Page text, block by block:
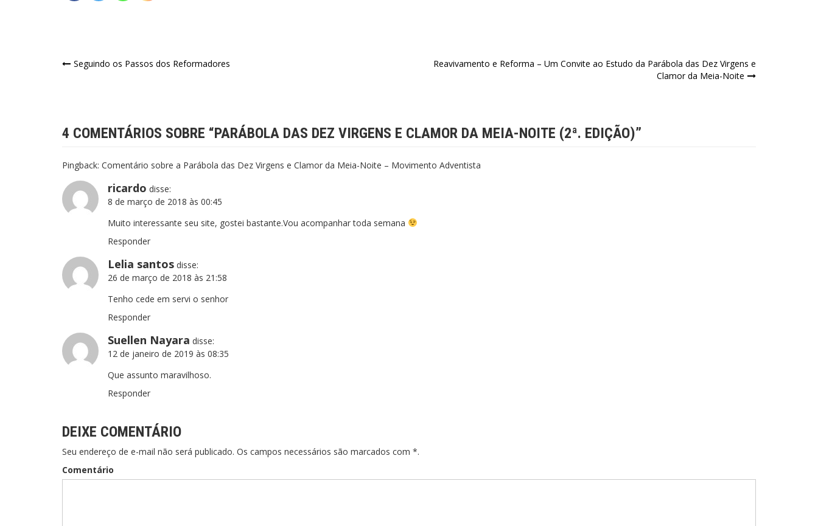
Navegação
Seguindo os Passos dos Reformadores
Reavivamento e Reforma – Um Convite ao Estudo da Parábola das Dez Virgens e
Clamor da Meia-Noite
4 COMENTÁRIOS SOBRE “PARÁBOLA DAS DEZ VIRGENS E CLAMOR DA MEIA-NOITE (2ª. EDIÇÃO)”
Pingback: Comentário sobre a Parábola das Dez Virgens e Clamor da Meia-Noite – Movimento Adventista
ricardo disse:
8 de março de 2018 às 00:45
Muito interessante seu site, gostei bastante.Vou acompanhar toda semana
Responder
Lelia santos disse:
26 de março de 2018 às 21:58
Tenho cede em servi o senhor
Responder
Suellen Nayara disse:
12 de janeiro de 2019 às 08:35
Que assunto maravilhoso.
Responder
DEIXE COMENTÁRIO
Seu endereço de e-mail não será publicado. Os campos necessários são marcados com *.
Comentário